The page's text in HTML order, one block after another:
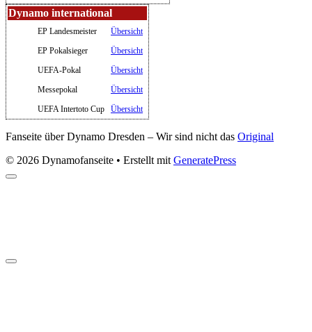
Dynamo international
EP Landesmeister
Übersicht
EP Pokalsieger
Übersicht
UEFA-Pokal
Übersicht
Messepokal
Übersicht
UEFA Intertoto Cup
Übersicht
Fanseite über Dynamo Dresden – Wir sind nicht das Original
© 2026 Dynamofanseite • Erstellt mit GeneratePress